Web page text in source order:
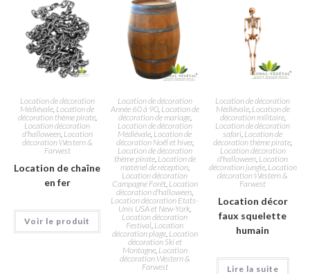
Location de décoration
Médiévale Location de
décoration thème pirate,
Location décoration
d'halloween, Location
décoration Western &
Farwest
Location de chaîne
en fer
Voir le produit
Location de décoration
Année 60 à 90, Location de
décoration de mariage,
Location de décoration
Médiévale Location de
décoration Noël et hiver,
Location de décoration
thème pirate, Location de
matériel de réception,
Location décoration
Campagne Forêt, Location
décoration d'halloween
Location décoration Etats-
Unis USA et New-York
Location décoration
Festival Location
décoration plage, Location
décoration Ski et
Montagne, Location
décoration Western &
Farwest
Location de décoration
Médiévale, Location de
décoration militaire,
Location de décoration
safari Location de
décoration thème pirate
Location décoration
d'halloween Location
décoration jungle, Location
décoration Western &
Farwest
Location décor
faux squelette
humain
Lire la suite